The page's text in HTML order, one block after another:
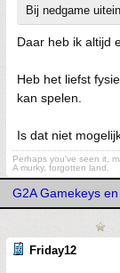
Bij nedgame
Daar heb ik altijd
Heb het liefst
kan spelen.
Is dat niet
Perhaps you've seen it,
A murky, forgotten land.
G2A Gamekeys
Friday12